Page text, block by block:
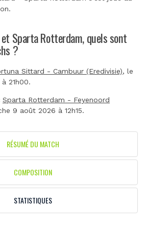
.
Sparta Rotterdam, quels sont
?
Sittard - Cambuur (Eredivisie), le
21h00.
Sparta Rotterdam - Feyenoord
9 août 2026 à 12h15.
RÉSUMÉ DU MATCH
COMPOSITION
STATISTIQUES